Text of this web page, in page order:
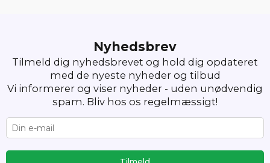
Nyhedsbrev
Tilmeld dig nyhedsbrevet og hold dig opdateret
med de nyeste nyheder og tilbud
Vi informerer og viser nyheder - uden unødvendig
spam. Bliv hos os regelmæssigt!